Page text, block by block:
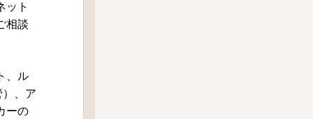
ット
相談
、ル
、ア
ーの